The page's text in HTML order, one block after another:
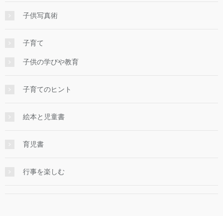
子供写真術
子育て
子供の学びや教育
子育てのヒント
絵本と児童書
育児書
行事を楽しむ